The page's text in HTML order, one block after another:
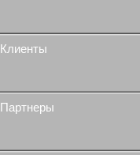
Клиенты
Партнеры